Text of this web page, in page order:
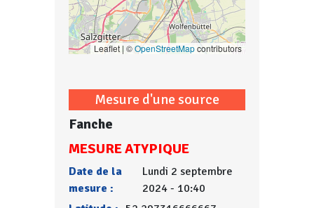
Leaflet | ©OpenStreetMapcontributors
Mesure d'une source
Fanche
MESURE ATYPIQUE
Date de la
mesure :
Lundi 2 septembre
2024 - 10:40